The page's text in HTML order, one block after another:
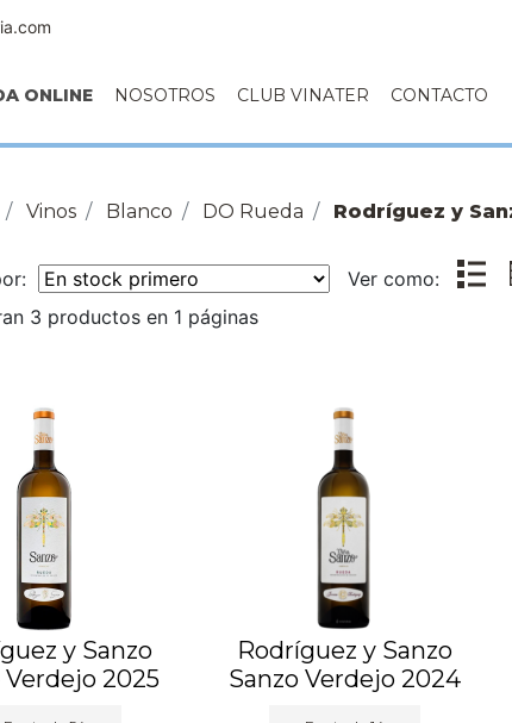
ONLINE NOSOTROS CLUB VINATER CONTACTO
Vinos Blanco DO Rueda Rodríguez y
Ver como:
3 productos en 1 páginas
y Sanzo
Verdejo 2025
Rodríguez y Sanzo
Sanzo Verdejo 2024